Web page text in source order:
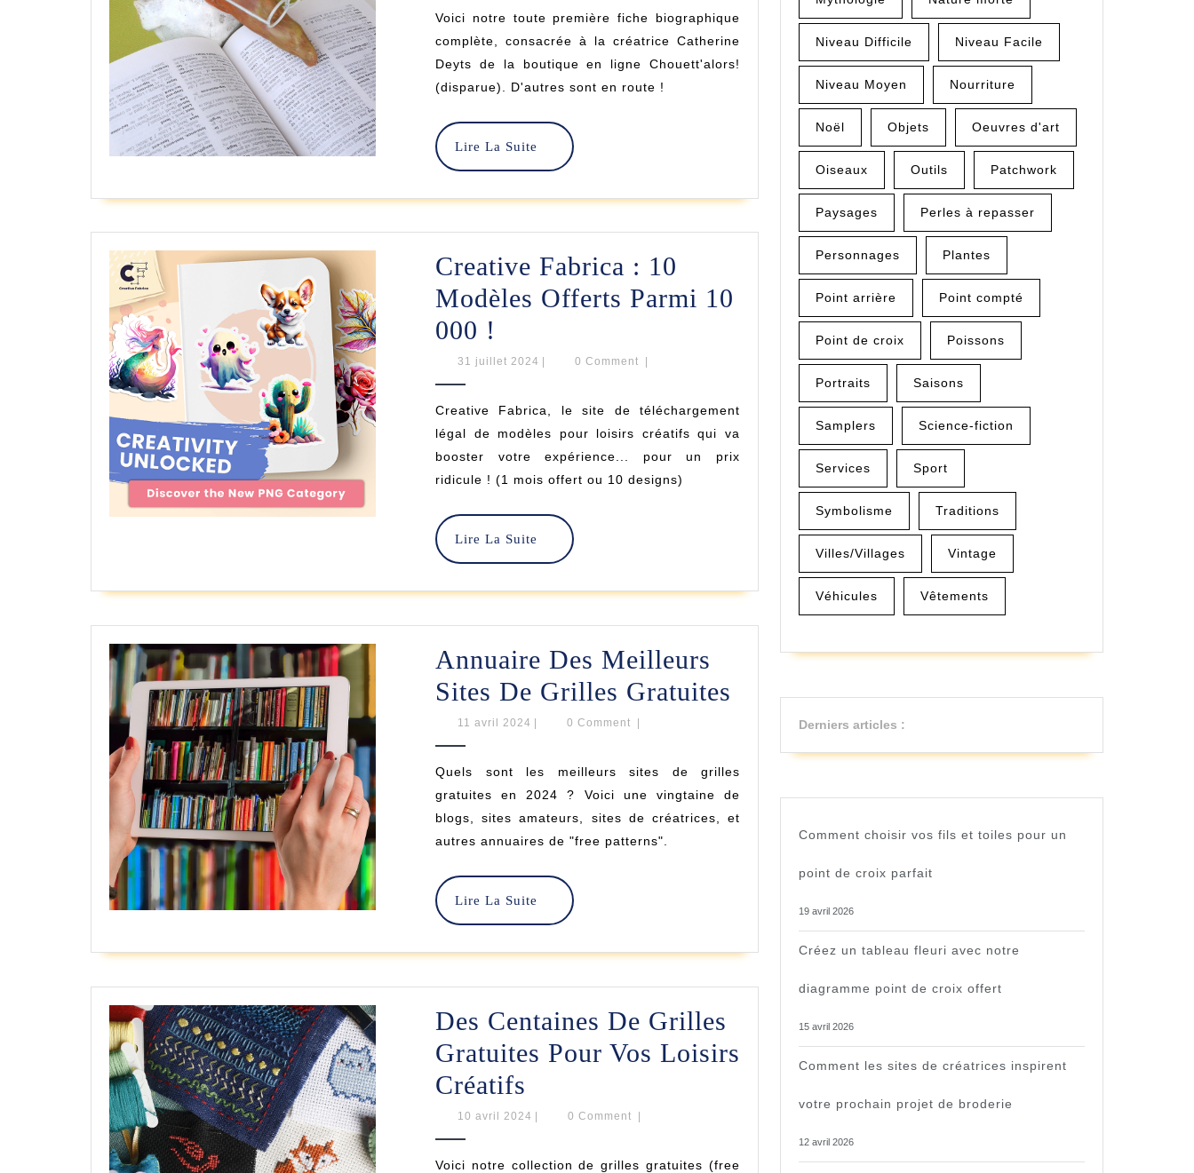
Créatrice
Complète
Voici notre toute première fiche biographique
complète, consacrée à la créatrice Catherine
Deyts de la boutique en ligne Chouett'alors!
(disparue). D'autres sont en route !
Lire La Suite
Lire
La
Creative Fabrica : 10
Modèles Offerts Parmi 10
000 !
Fabrica
10
Modèles
Offerts
Parmi
10
000
31 juillet 2024 31
0 Comment
Creative Fabrica, le site de téléchargement
légal de modèles pour loisirs créatifs qui va
booster votre expérience... pour un prix
ridicule ! (1 mois offert ou 10 designs)
Lire La Suite
Lire
La
Annuaire Des Meilleurs
Sites De Grilles Gratuites Annuaire
Meilleurs
Sites
De
Gratuites
11 avril 2024 11
0 Comment
Quels sont les meilleurs sites de grilles
gratuites en 2024 ? Voici une vingtaine de
blogs, sites amateurs, sites de créatrices, et
autres annuaires de "free patterns".
Lire La Suite
Lire
La
Des Centaines De Grilles
Gratuites Pour Vos Loisirs
Créatifs
Centaines
10 avril 2024 10
| 0 Comment |
Voici notre collection de grilles gratuites (free
Niveau Difficile Niveau Facile
Niveau Moyen Nourriture
Noël Objets Oeuvres d'art
Oiseaux Outils Patchwork
Paysages Perles à repasser
Personnages Plantes
Point arrière Point compté
Point de croix Poissons
Portraits Saisons
Samplers Science-fiction
Services Sport
Symbolisme Traditions
Villes/Villages Vintage
Véhicules Vêtements
Derniers articles :
Comment choisir vos fils et toiles pour un
point de croix parfait
19 avril 2026
Créez un tableau fleuri avec notre
diagramme point de croix offert
15 avril 2026
Comment les sites de créatrices inspirent
votre prochain projet de broderie
12 avril 2026